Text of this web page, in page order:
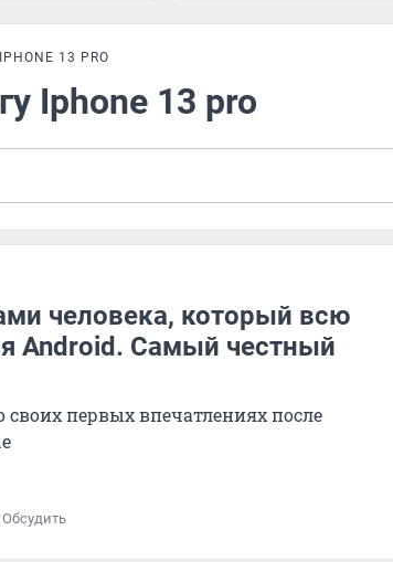
IPHONE 13 PRO
Iphone 13 pro
человека, который всю
Android. Самый честный
своих первых впечатлениях после
Обсудить